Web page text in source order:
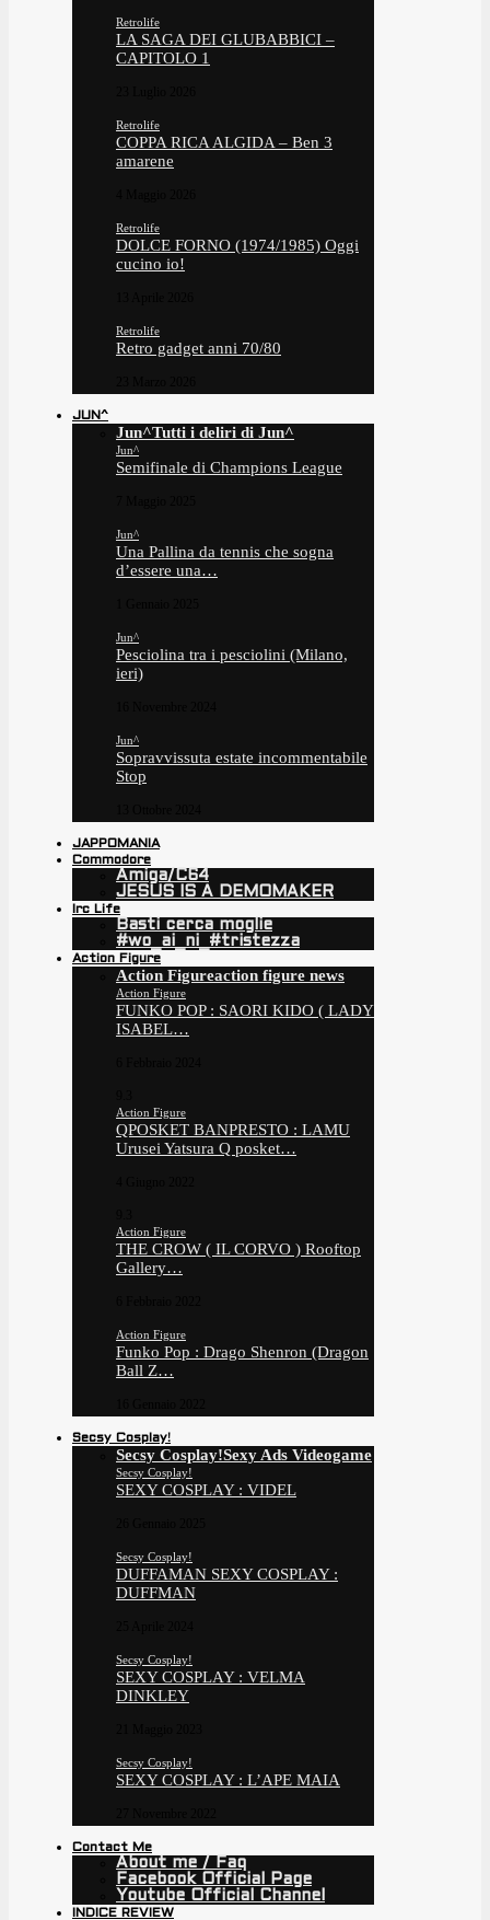
Retrolife
LA SAGA DEI GLUBABBICI –
CAPITOLO 1
Retrolife
COPPA RICA ALGIDA – Ben 3
amarene
Retrolife
DOLCE FORNO (1974/1985) Oggi
cucino io!
Retrolife
Retro gadget anni 70/80
JUN^
Jun^Tutti i deliri di Jun^
Jun^
Semifinale di Champions League
Jun^
Una Pallina da tennis che sogna
d’essere una…
Jun^
Pesciolina tra i pesciolini (Milano,
ieri)
Jun^
Sopravvissuta estate incommentabile
Stop
JAPPOMANIA
Commodore
Amiga/C64
JESUS IS A DEMOMAKER
Irc Life
Basti cerca moglie
#wo_ai_ni_#tristezza
Action Figure
Action Figureaction figure news
Action Figure
FUNKO POP : SAORI KIDO ( LADY
ISABEL…
Action Figure
QPOSKET BANPRESTO : LAMU
Urusei Yatsura Q posket…
Action Figure
THE CROW ( IL CORVO ) Rooftop
Gallery…
Action Figure
Funko Pop : Drago Shenron (Dragon
Ball Z…
Secsy Cosplay!
Secsy Cosplay!Sexy Ads Videogame
Secsy Cosplay!
SEXY COSPLAY : VIDEL
Secsy Cosplay!
DUFFAMAN SEXY COSPLAY :
DUFFMAN
Secsy Cosplay!
SEXY COSPLAY : VELMA
DINKLEY
Secsy Cosplay!
SEXY COSPLAY : L’APE MAIA
Contact Me
About me / Faq
Facebook Official Page
Youtube Official Channel
INDICE REVIEW